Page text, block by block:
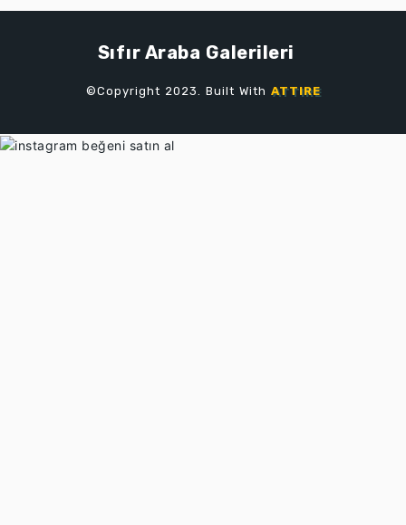
Sıfır Araba Galerileri
©Copyright 2023. Built With ATTIRE